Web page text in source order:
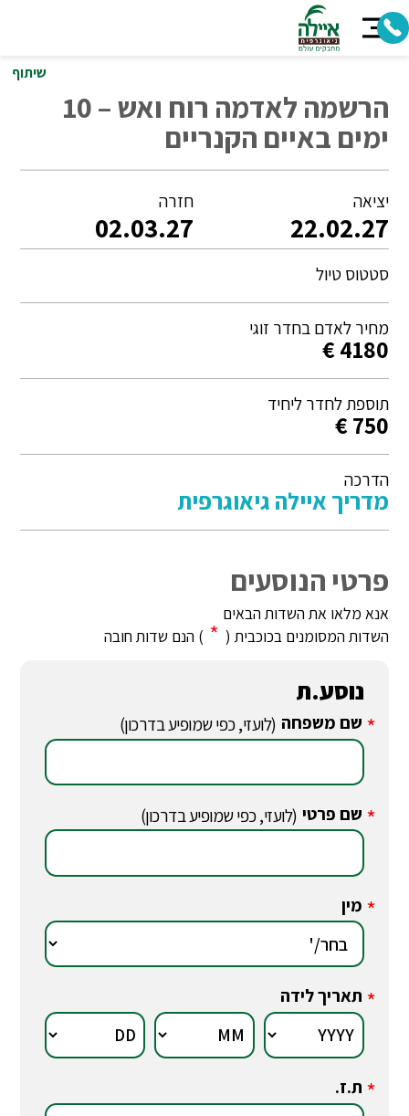
שיתוף
הרשמה לאדמה רוח ואש – 10
ימים באיים הקנריים
יציאה
22.02.27
חזרה
02.03.27
סטטוס טיול
מחיר לאדם בחדר זוגי
4180 €
תוספת לחדר ליחיד
750 €
הדרכה
מדריך איילה גיאוגרפית
פרטי הנוסעים
אנא מלאו את השדות הבאים
השדות המסומנים בכוכבית ( * ) הנם שדות חובה
נוסע.ת
* שם משפחה (לועזי, כפי שמופיע בדרכון)
* שם פרטי (לועזי, כפי שמופיע בדרכון)
* מין
* תאריך לידה
* ת.ז.